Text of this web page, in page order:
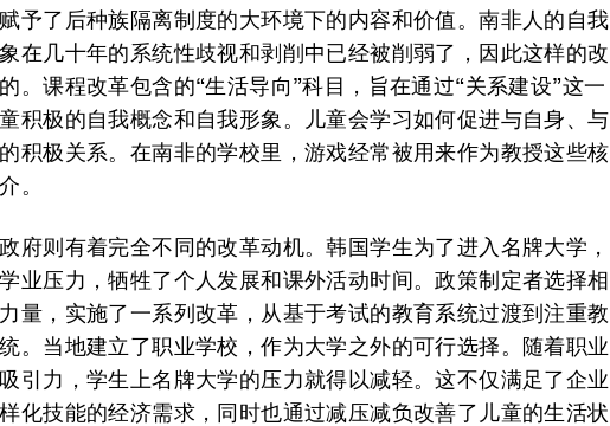
予了后种族隔离制度的大环境下的内容和价值。南非人的自我
在几十年的系统性歧视和剥削中已经被削弱了，因此这样的改
。课程改革包含的“生活导向”科目，旨在通过“关系建设”这一
积极的自我概念和自我形象。儿童会学习如何促进与自身、与
积极关系。在南非的学校里，游戏经常被用来作为教授这些核
。
府则有着完全不同的改革动机。韩国学生为了进入名牌大学，
业压力，牺牲了个人发展和课外活动时间。政策制定者选择相
量，实施了一系列改革，从基于考试的教育系统过渡到注重教
。当地建立了职业学校，作为大学之外的可行选择。随着职业
引力，学生上名牌大学的压力就得以减轻。这不仅满足了企业
化技能的经济需求，同时也通过减压减负改善了儿童的生活状